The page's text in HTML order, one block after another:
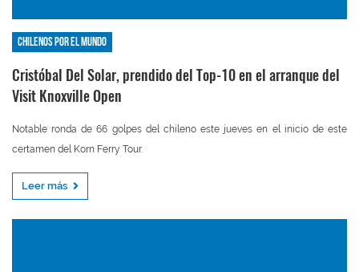
Chilenos por el mundo
Cristóbal Del Solar, prendido del Top-10 en el arranque del
Visit Knoxville Open
Notable ronda de 66 golpes del chileno este jueves en el inicio de este
certamen del Korn Ferry Tour.
Leer más